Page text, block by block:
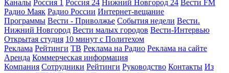
Каналы Россия 1 Россия 24 Нижний Новгород 24 Вести FM
Радио Маяк Радио России Интернет-вещание
Программы Вести - Приволжье События недели Вести.
Нижний Новгород Вести малых городов Вести-Интервью
Открытая студия 10 минут с Политехом
Реклама Рейтинги ТВ Реклама на Радио Реклама на сайте
Аренда Коммерческая информация
Компания Сотрудники Рейтинги Руководство Контакты Из